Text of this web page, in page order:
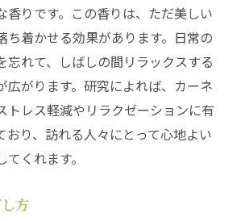
香りです。この香りは、ただ美しい
ち着かせる効果があります。日常の
忘れて、しばしの間リラックスする
広がります。研究によれば、カーネ
トレス軽減やリラクゼーションに有
おり、訪れる人々にとって心地よい
くれます。
方